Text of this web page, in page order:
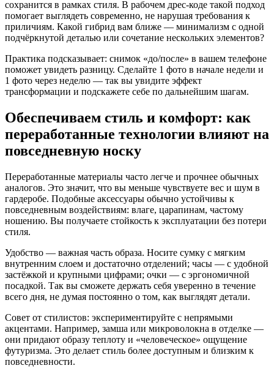
сохранится в рамках стиля. В рабочем дрес-коде такой подход
помогает выглядеть современно, не нарушая требования к
приличиям. Какой гибрид вам ближе — минимализм с одной
подчёркнутой деталью или сочетание нескольких элементов?
Практика подсказывает: снимок «до/после» в вашем телефоне
поможет увидеть разницу. Сделайте 1 фото в начале недели и
1 фото через неделю — так вы увидите эффект
трансформации и подскажете себе по дальнейшим шагам.
Обеспечиваем стиль и комфорт: как
переработанные технологии влияют на
повседневную носку
Переработанные материалы часто легче и прочнее обычных
аналогов. Это значит, что вы меньше чувствуете вес и шум в
гардеробе. Подобные аксессуары обычно устойчивы к
повседневным воздействиям: влаге, царапинам, частому
ношению. Вы получаете стойкость к эксплуатации без потери
стиля.
Удобство — важная часть образа. Носите сумку с мягким
внутренним слоем и достаточно отделений; часы — с удобной
застёжкой и крупными цифрами; очки — с эргономичной
посадкой. Так вы сможете держать себя уверенно в течение
всего дня, не думая постоянно о том, как выглядят детали.
Совет от стилистов: экспериментируйте с непрямыми
акцентами. Например, замша или микроволокна в отделке —
они придают образу теплоту и «человеческое» ощущение
футуризма. Это делает стиль более доступным и близким к
повседневности.